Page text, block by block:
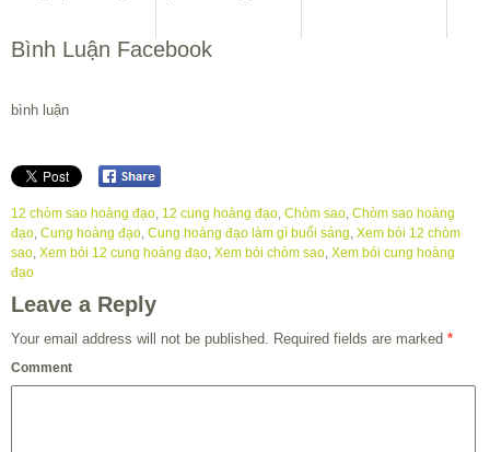
Bình Luận Facebook
bình luận
12 chòm sao hoàng đạo, 12 cung hoàng đạo, Chòm sao, Chòm sao hoàng
đạo, Cung hoàng đạo, Cung hoàng đạo làm gì buổi sáng, Xem bói 12 chòm
sao, Xem bói 12 cung hoàng đạo, Xem bói chòm sao, Xem bói cung hoàng
đạo
Leave a Reply
Your email address will not be published. Required fields are marked *
Comment